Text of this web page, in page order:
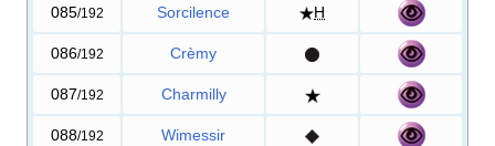
085/192 Sorcilence H
086/192 Crèmy
087/192 Charmilly
088/192 Wimessir